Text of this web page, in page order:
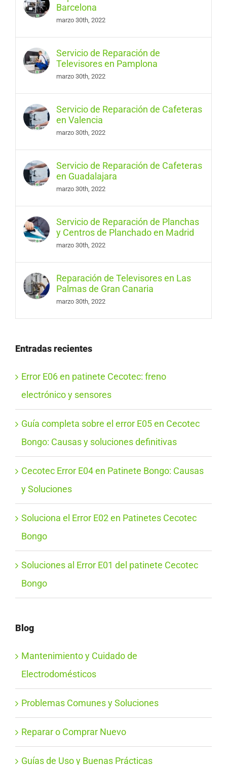
Barcelona
marzo 30th, 2022
Servicio de Reparación de
Televisores en Pamplona
marzo 30th, 2022
Servicio de Reparación de Cafeteras
en Valencia
marzo 30th, 2022
Servicio de Reparación de Cafeteras
en Guadalajara
marzo 30th, 2022
Servicio de Reparación de Planchas
y Centros de Planchado en Madrid
marzo 30th, 2022
Reparación de Televisores en Las
Palmas de Gran Canaria
marzo 30th, 2022
Entradas recientes
Error E06 en patinete Cecotec: freno
electrónico y sensores
Guía completa sobre el error E05 en Cecotec
Bongo: Causas y soluciones definitivas
Cecotec Error E04 en Patinete Bongo: Causas
y Soluciones
Soluciona el Error E02 en Patinetes Cecotec
Bongo
Soluciones al Error E01 del patinete Cecotec
Bongo
Blog
Mantenimiento y Cuidado de
Electrodomésticos
Problemas Comunes y Soluciones
Reparar o Comprar Nuevo
Guías de Uso y Buenas Prácticas